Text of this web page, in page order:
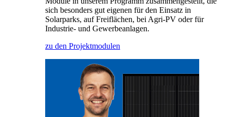
sich besonders gut eigenen für den Einsatz in
Solarparks, auf Freiflächen, bei Agri-PV oder für
Industrie- und Gewerbeanlagen.
zu den Projektmodulen